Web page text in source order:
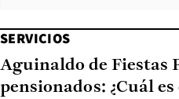
SERVICIOS
Aguinaldo de Fiestas
pensionados: ¿Cuál